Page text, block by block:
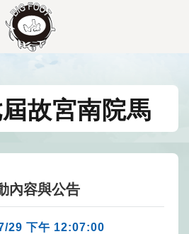
故宮南院馬
內容與公告
29 下午 12:07:00